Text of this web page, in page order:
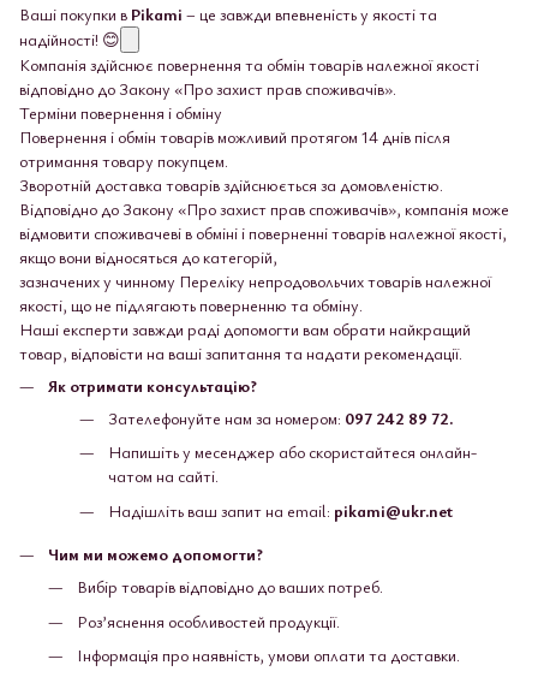
Ваші покупки в Pikami – це завжди впевненість у якості та
надійності! 😊
Компанія здійснює повернення та обмін товарів належної якості
відповідно до Закону «Про захист прав споживачів».
Терміни повернення і обміну
Повернення і обмін товарів можливий протягом 14 днів після
отримання товару покупцем.
Зворотній доставка товарів здійснюється за домовленістю.
Відповідно до Закону «Про захист прав споживачів», компанія може
відмовити споживачеві в обміні і поверненні товарів належної якості,
якщо вони відносяться до категорій,
зазначених у чинному Переліку непродовольчих товарів належної
якості, що не підлягають поверненню та обміну.
Наші експерти завжди раді допомогти вам обрати найкращий
товар, відповісти на ваші запитання та надати рекомендації.
Як отримати консультацію?
Зателефонуйте нам за номером: 097 242 89 72.
Напишіть у месенджер або скористайтеся онлайн-
чатом на сайті.
Надішліть ваш запит на email: pikami@ukr.net
Чим ми можемо допомогти?
Вибір товарів відповідно до ваших потреб.
Роз’яснення особливостей продукції.
Інформація про наявність, умови оплати та доставки.